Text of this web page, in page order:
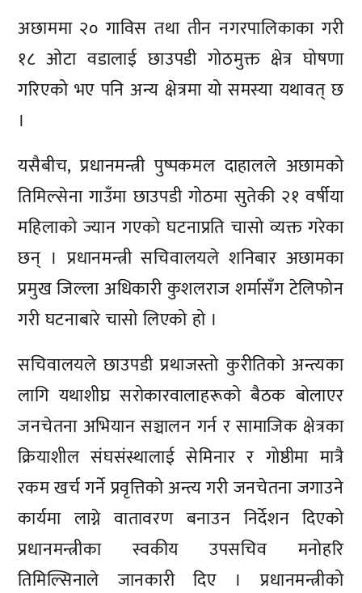
अछाममा २० गाविस तथा तीन नगरपालिकाका गरी
१८ ओटा वडालाई छाउपडी गोठमुक्त क्षेत्र घोषणा
गरिएको भए पनि अन्य क्षेत्रमा यो समस्या यथावत् छ
।
यसैबीच, प्रधानमन्त्री पुष्पकमल दाहालले अछामको
तिमिल्सेना गाउँमा छाउपडी गोठमा सुतेकी २१ वर्षीया
महिलाको ज्यान गएको घटनाप्रति चासो व्यक्त गरेका
छन् । प्रधानमन्त्री सचिवालयले शनिबार अछामका
प्रमुख जिल्ला अधिकारी कुशलराज शर्मासँग टेलिफोन
गरी घटनाबारे चासो लिएको हो ।
सचिवालयले छाउपडी प्रथाजस्तो कुरीतिको अन्त्यका
लागि यथाशीघ्र सरोकारवालाहरूको बैठक बोलाएर
जनचेतना अभियान सञ्चालन गर्न र सामाजिक क्षेत्रका
क्रियाशील संघसंस्थालाई सेमिनार र गोष्ठीमा मात्रै
रकम खर्च गर्ने प्रवृत्तिको अन्त्य गरी जनचेतना जगाउने
कार्यमा लाग्ने वातावरण बनाउन निर्देशन दिएको
प्रधानमन्त्रीका स्वकीय उपसचिव मनोहरि
तिमिल्सिनाले जानकारी दिए । प्रधानमन्त्रीको